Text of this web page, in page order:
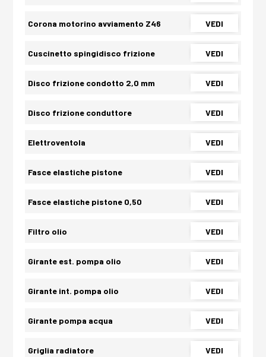
Corona motorino avviamento Z46 VEDI
Cuscinetto spingidisco frizione VEDI
Disco frizione condotto 2,0 mm VEDI
Disco frizione conduttore VEDI
Elettroventola VEDI
Fasce elastiche pistone VEDI
Fasce elastiche pistone 0,50 VEDI
Filtro olio VEDI
Girante est. pompa olio VEDI
Girante int. pompa olio VEDI
Girante pompa acqua VEDI
Griglia radiatore VEDI